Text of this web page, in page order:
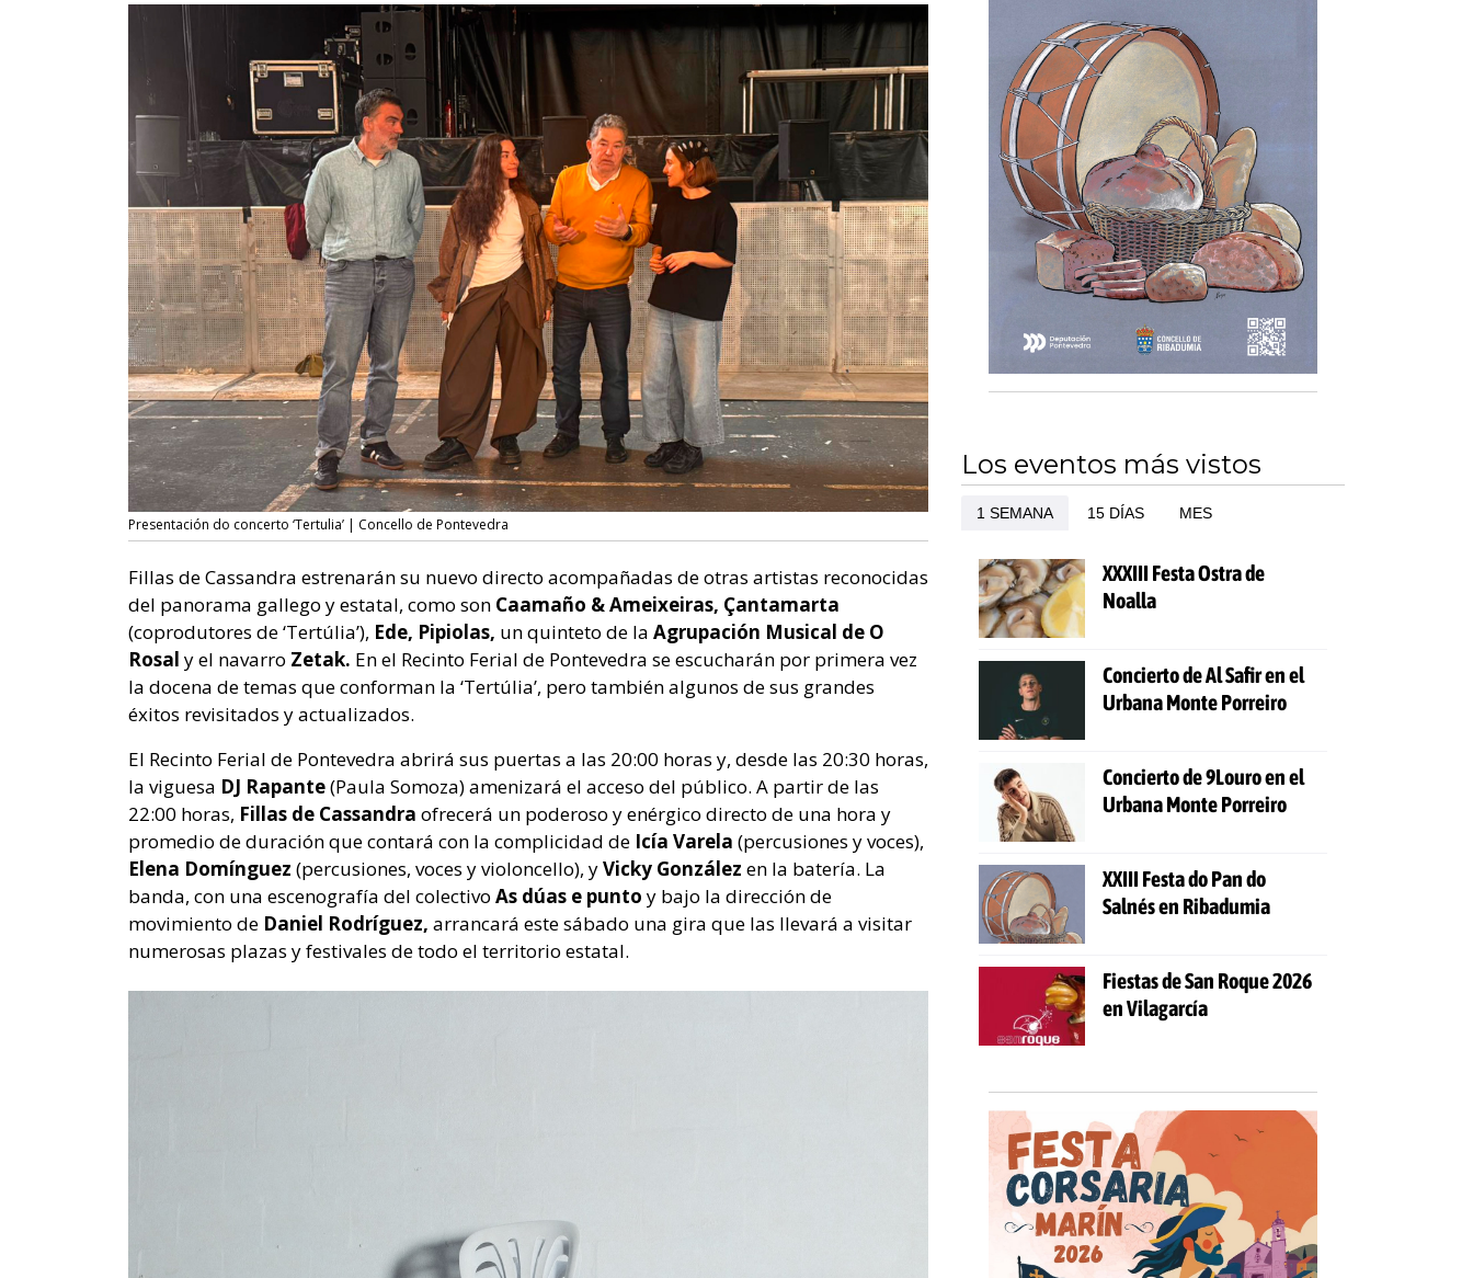
Presentación do concerto ‘Tertulia’ | Concello de Pontevedra
Fillas de Cassandra estrenarán su nuevo directo acompañadas de otras artistas reconocidas
del panorama gallego y estatal, como son Caamaño & Ameixeiras, Çantamarta
(coprodutores de ‘Tertúlia’), Ede, Pipiolas, un quinteto de la Agrupación Musical de O
Rosal y el navarro Zetak. En el Recinto Ferial de Pontevedra se escucharán por primera vez
la docena de temas que conforman la ‘Tertúlia’, pero también algunos de sus grandes
éxitos revisitados y actualizados.
El Recinto Ferial de Pontevedra abrirá sus puertas a las 20:00 horas y, desde las 20:30 horas,
la viguesa DJ Rapante(Paula Somoza) amenizará el acceso del público. A partir de las
22:00 horas, Fillas de Cassandra ofrecerá un poderoso y enérgico directo de una hora y
promedio de duración que contará con la complicidad de Icía Varela (percusiones y voces),
Elena Domínguez (percusiones, voces y violoncello), yVicky González en la batería. La
banda, con una escenografía del colectivo As dúas e punto y bajo la dirección de
movimiento de Daniel Rodríguez, arrancará este sábado una gira que las llevará a visitar
numerosas plazas y festivales de todo el territorio estatal.
Los eventos más vistos
1 SEMANA 15 DÍAS MES
XXXIII Festa Ostra de
Noalla
Concierto de Al Safir en el
Urbana Monte Porreiro
Concierto de 9Louro en el
Urbana Monte Porreiro
XXIII Festa do Pan do
Salnés en Ribadumia
Fiestas de San Roque 2026
en Vilagarcía